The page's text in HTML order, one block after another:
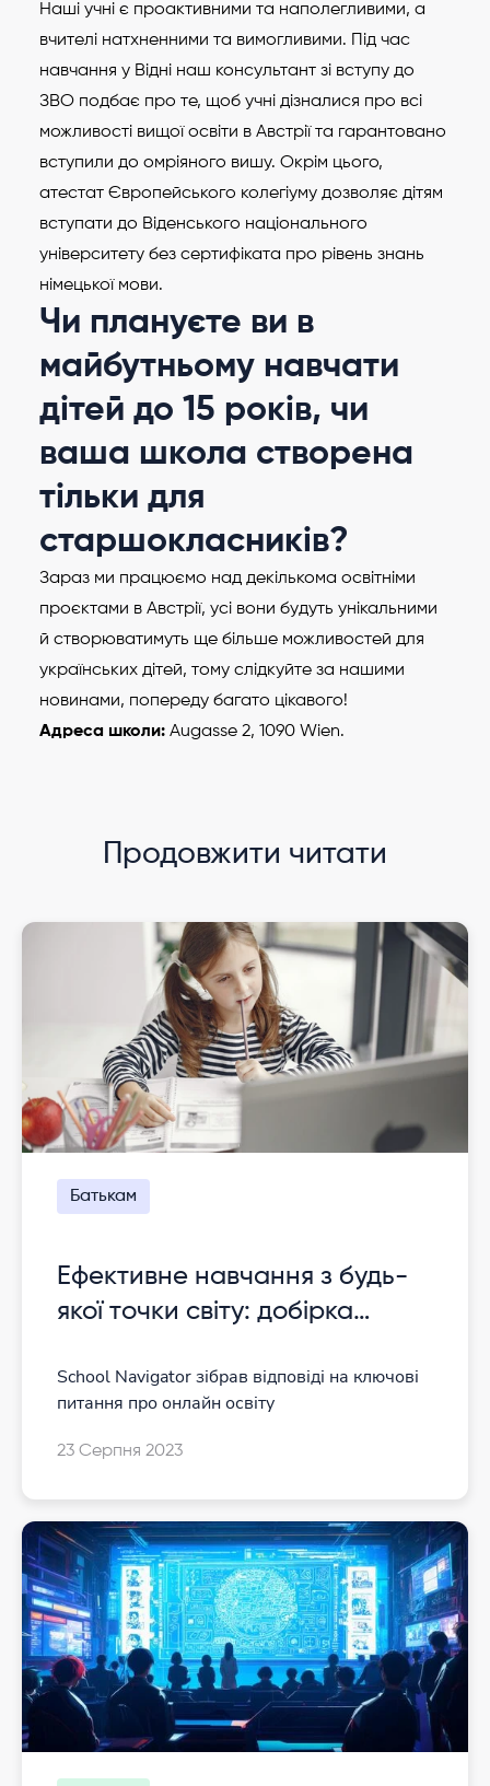
Наші учні є проактивними та наполегливими, а
вчителі натхненними та вимогливими. Під час
навчання у Відні наш консультант зі вступу до
ЗВО подбає про те, щоб учні дізналися про всі
можливості вищої освіти в Австрії та гарантовано
вступили до омріяного вишу. Окрім цього,
атестат Європейського колегіуму дозволяє дітям
вступати до Віденського національного
університету без сертифіката про рівень знань
німецької мови.
Чи плануєте ви в
майбутньому навчати
дітей до 15 років, чи
ваша школа створена
тільки для
старшокласників?
Зараз ми працюємо над декількома освітніми
проєктами в Австрії, усі вони будуть унікальними
й створюватимуть ще більше можливостей для
українських дітей, тому слідкуйте за нашими
новинами, попереду багато цікавого!
Адреса школи: Augasse 2, 1090 Wien.
Продовжити читати
Батькам
Ефективне навчання з будь-
якої точки світу: добірка
School Navigator зібрав відповіді на ключові
питання про онлайн освіту
23 Серпня 2023